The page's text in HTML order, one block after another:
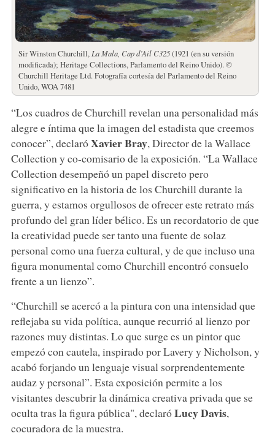
Sir Winston Churchill, La Mala, Cap d’Ail C325(1921 (en su versión
modificada); Heritage Collections, Parlamento del Reino Unido). ©
Churchill Heritage Ltd. Fotografía cortesía del Parlamento del Reino
Unido, WOA 7481
“Los cuadros de Churchill revelan una personalidad más
alegre e íntima que la imagen del estadista que creemos
conocer”, declaróXavier Bray, Director de la Wallace
Collection y co-comisario de la exposición. “La Wallace
Collection desempeñó un papel discreto pero
significativo en la historia de los Churchill durante la
guerra, y estamos orgullosos de ofrecer este retrato más
profundo del gran líder bélico. Es un recordatorio de que
la creatividad puede ser tanto una fuente de solaz
personal como una fuerza cultural, y de que incluso una
figura monumental como Churchill encontró consuelo
frente a un lienzo”.
“Churchill se acercó a la pintura con una intensidad que
reflejaba su vida política, aunque recurrió al lienzo por
razones muy distintas. Lo que surge es un pintor que
empezó con cautela, inspirado por Lavery y Nicholson, y
acabó forjando un lenguaje visual sorprendentemente
audaz y personal”. Esta exposición permite a los
visitantes descubrir la dinámica creativa privada que se
oculta tras la figura pública", declaróLucy Davis,
cocuradora de la muestra.